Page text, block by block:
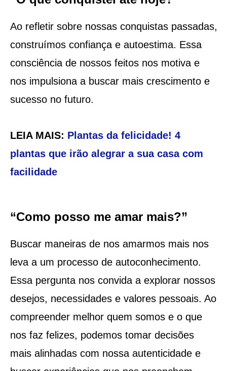
Ao refletir sobre nossas conquistas passadas,
construímos confiança e autoestima. Essa
consciência de nossos feitos nos motiva e
nos impulsiona a buscar mais crescimento e
sucesso no futuro.
LEIA MAIS: Plantas da felicidade! 4
plantas que irão alegrar a sua casa com
facilidade
“Como posso me amar mais?”
Buscar maneiras de nos amarmos mais nos
leva a um processo de autoconhecimento.
Essa pergunta nos convida a explorar nossos
desejos, necessidades e valores pessoais. Ao
compreender melhor quem somos e o que
nos faz felizes, podemos tomar decisões
mais alinhadas com nossa autenticidade e